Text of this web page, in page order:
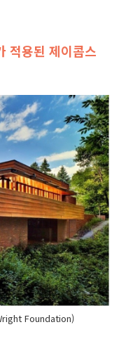
적용된 제이콥스
Foundation)